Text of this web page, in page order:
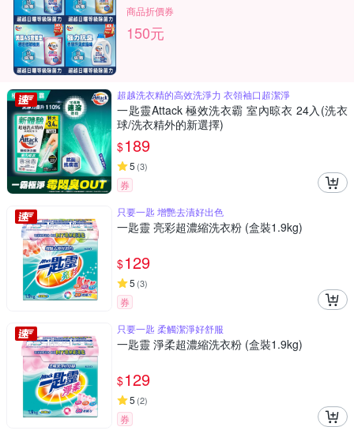
商品折價券
150元
超越洗衣精的高效洗淨力 衣領袖口超潔淨
一匙靈Attack 極效洗衣霸 室內晾衣 24入(洗衣
球/洗衣精外的新選擇)
$189
5 (3)
券
只要一匙 增艷去漬好出色
一匙靈 亮彩超濃縮洗衣粉 (盒裝1.9kg)
$129
5 (3)
券
只要一匙 柔觸潔淨好舒服
一匙靈 淨柔超濃縮洗衣粉 (盒裝1.9kg)
$129
5 (2)
券